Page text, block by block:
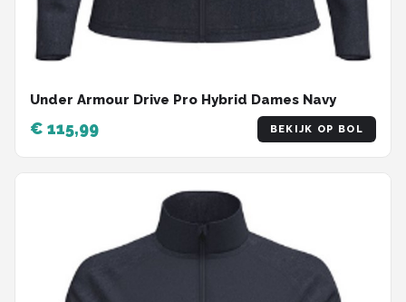
Under Armour Drive Pro Hybrid Dames Navy
€ 115,99 BEKIJK OP BOL